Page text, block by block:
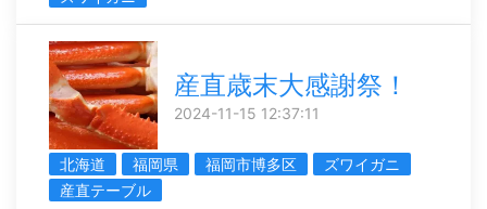
産直歳末大感謝祭！
2024-11-15 12:37:11
北海道 福岡県 福岡市博多区
ズワイガニ
産直テーブル